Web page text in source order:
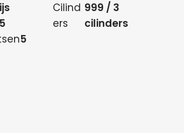
5
5
Cilind
ers
999 / 3
cilinders